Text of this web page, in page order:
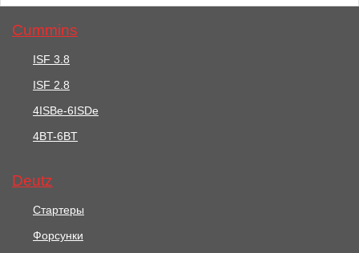
98501 руб.
Стартер /
Cummins
ISF 3.8
ISF 2.8
4ISBe-6ISDe
4BT-6BT
Deutz
Стартеры
Форсунки